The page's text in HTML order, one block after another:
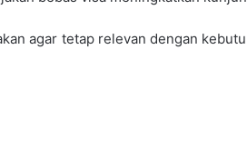
agar tetap relevan dengan